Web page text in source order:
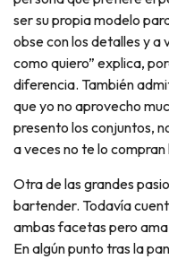
ser su propia modelo
obse con los detalles y a
como quiero” explica,
diferencia. También
que yo no aprovecho
presento los conjuntos,
a veces no te lo compran
Otra de las grandes
bartender. Todavía
ambas facetas pero
En algún punto tras la